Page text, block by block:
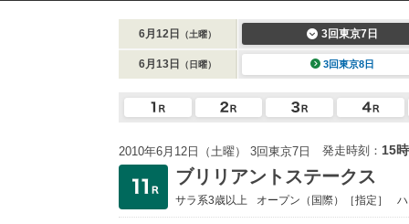
6月12日 （土曜） 3回東京7日
6月13日 （日曜） 3回東京8日
2010年6月12日（土曜） 3回東京7日 発走時刻： 15
ブリリアントステークス
サラ系3歳以上 オープン （国際）［指定］